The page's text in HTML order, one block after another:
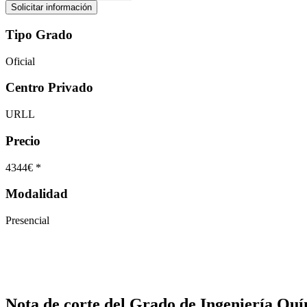
Tipo Grado
Oficial
Centro Privado
URLL
Precio
4344€ *
Modalidad
Presencial